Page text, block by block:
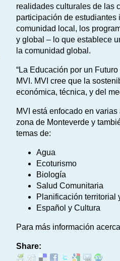
realidades culturales de las
participación de estudiantes
comunidad local, los
y global – lo que establece
la comunidad global.
“La Educación por un
MVI. MVI cree que la
económica, técnica, y del
MVI está enfocado en
zona de Monteverde y
temas de:
Agua
Ecoturismo
Biología
Salud Comunitaria
Planificación territorial
Español y Cultura
Para más información
Share: